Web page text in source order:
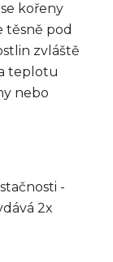
kořeny
těsně pod
zvláště
teplotu
nebo
-
2x